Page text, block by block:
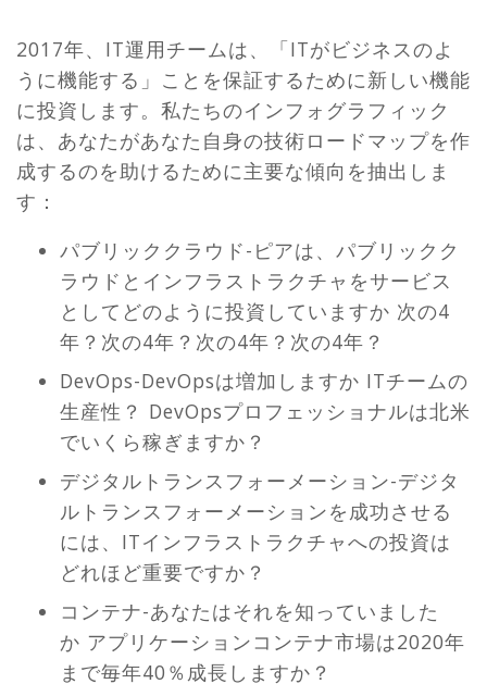
2017年、IT運用チームは、「ITがビジネスのよ
うに機能する」ことを保証するために新しい機能
に投資します。私たちのインフォグラフィック
は、あなたがあなた自身の技術ロードマップを作
成するのを助けるために主要な傾向を抽出しま
す：
パブリッククラウド-ピアは、パブリックク
ラウドとインフラストラクチャをサービス
としてどのように投資していますか 次の4
年？次の4年？次の4年？次の4年？
DevOps-DevOpsは増加しますか ITチームの
生産性？ DevOpsプロフェッショナルは北米
でいくら稼ぎますか？
デジタルトランスフォーメーション-デジタ
ルトランスフォーメーションを成功させる
には、ITインフラストラクチャへの投資は
どれほど重要ですか？
コンテナ-あなたはそれを知っていました
か アプリケーションコンテナ市場は2020年
まで毎年40％成長しますか？